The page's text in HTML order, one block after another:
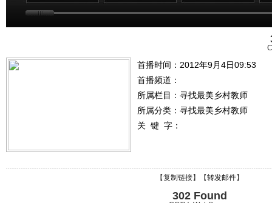
首播时间：2012年9月4日09:53
首播频道：
所属栏目： 寻找最美乡村教师
所属分类：寻找最美乡村教师
关 键 字：
【复制链接】【转发邮件】
302 Found